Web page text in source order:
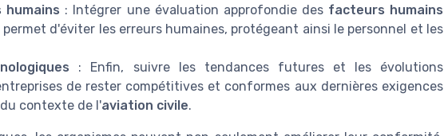
: Intégrer une évaluation approfondie des facteurs humains
d'éviter les erreurs humaines, protégeant ainsi le personnel et les
: Enfin, suivre les tendances futures et les évolutions
de rester compétitives et conformes aux dernières exigences
contexte de l'aviation civile.